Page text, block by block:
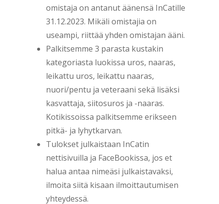
omistaja on antanut äänensä InCatille
31.12.2023. Mikäli omistajia on
useampi, riittää yhden omistajan ääni.
Palkitsemme 3 parasta kustakin
kategoriasta luokissa uros, naaras,
leikattu uros, leikattu naaras,
nuori/pentu ja veteraani sekä lisäksi
kasvattaja, siitosuros ja -naaras.
Kotikissoissa palkitsemme erikseen
pitkä- ja lyhytkarvan.
Tulokset julkaistaan InCatin
nettisivuilla ja FaceBookissa, jos et
halua antaa nimeäsi julkaistavaksi,
ilmoita siitä kisaan ilmoittautumisen
yhteydessä.